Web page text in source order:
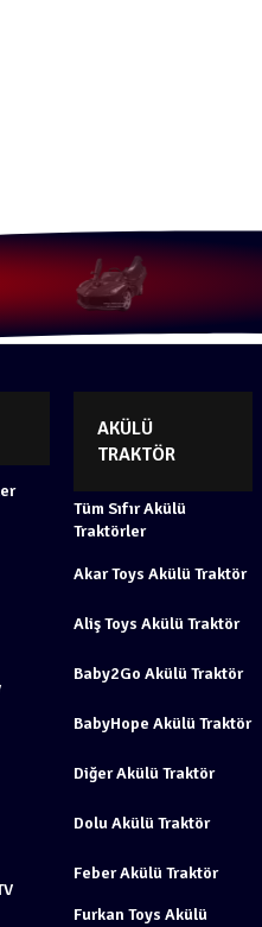
AKÜLÜ
TRAKTÖR
Tüm Sıfır Akülü
Traktörler
Akar Toys Akülü Traktör
Aliş Toys Akülü Traktör
Baby2Go Akülü Traktör
BabyHope Akülü Traktör
Diğer Akülü Traktör
Dolu Akülü Traktör
Feber Akülü Traktör
Furkan Toys Akülü